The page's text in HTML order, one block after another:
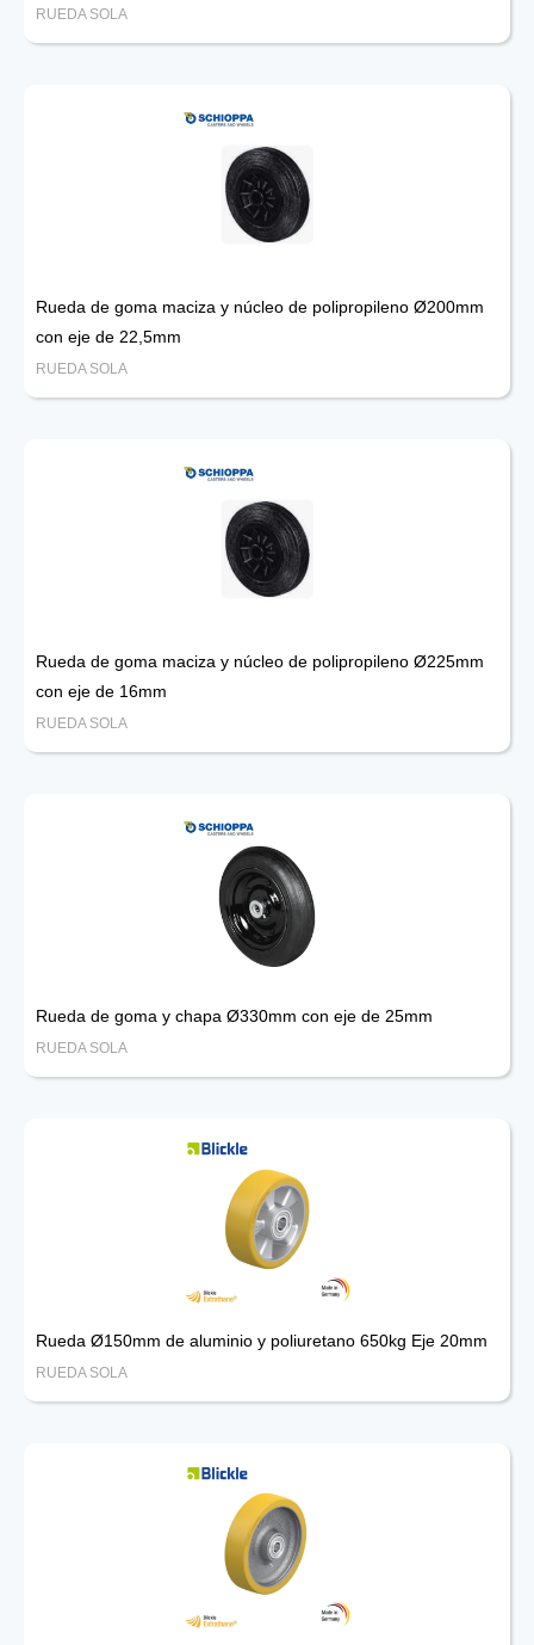
RUEDA SOLA
Rueda de goma maciza y núcleo de polipropileno Ø200mm
con eje de 22,5mm
RUEDA SOLA
Rueda de goma maciza y núcleo de polipropileno Ø225mm
con eje de 16mm
RUEDA SOLA
Rueda de goma y chapa Ø330mm con eje de 25mm
RUEDA SOLA
Rueda Ø150mm de aluminio y poliuretano 650kg Eje 20mm
RUEDA SOLA